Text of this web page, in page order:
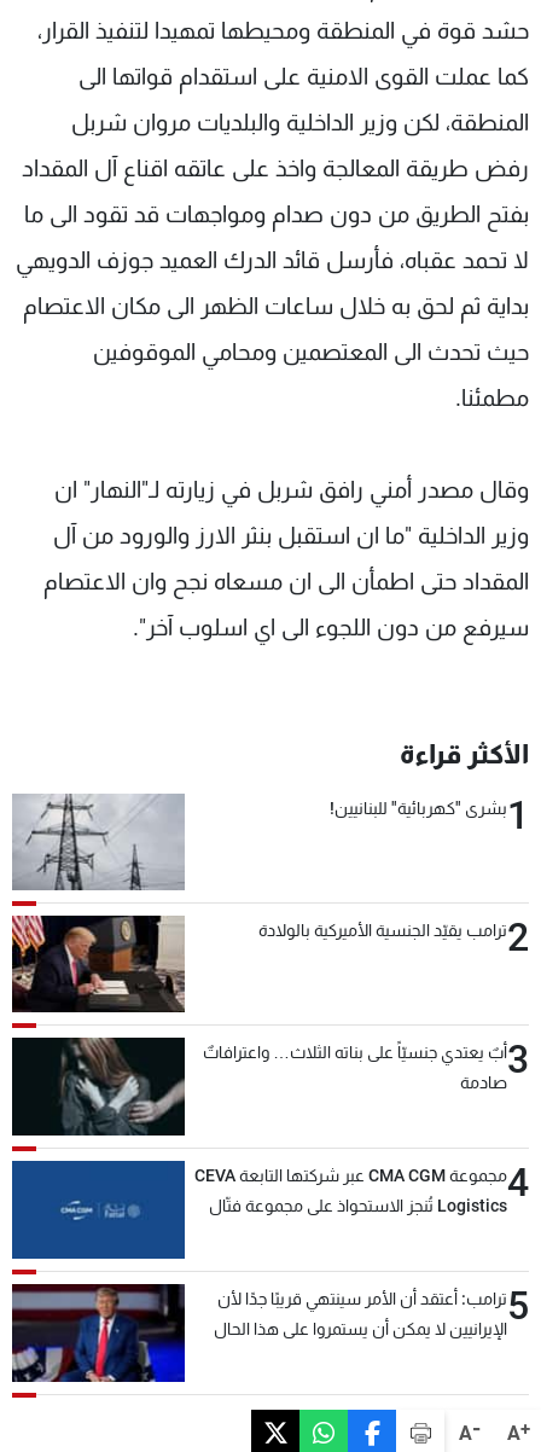
A+
A-
حشد قوة في المنطقة ومحيطها تمهيدا لتنفيذ القرار،
كما عملت القوى الامنية على استقدام قواتها الى
المنطقة، لكن وزير الداخلية والبلديات مروان شربل
رفض طريقة المعالجة واخذ على عاتقه اقناع آل المقداد
بفتح الطريق من دون صدام ومواجهات قد تقود الى ما
لا تحمد عقباه، فأرسل قائد الدرك العميد جوزف الدويهي
بداية ثم لحق به خلال ساعات الظهر الى مكان الاعتصام
حيث تحدث الى المعتصمين ومحامي الموقوفين
مطمئنا.
وقال مصدر أمني رافق شربل في زيارته لـ"النهار" ان
وزير الداخلية "ما ان استقبل بنثر الارز والورود من آل
المقداد حتى اطمأن الى ان مسعاه نجح وان الاعتصام
سيرفع من دون اللجوء الى اي اسلوب آخر".
الأكثر قراءة
1بشرى "كهربائية" للبنانيين!
2ترامب يقيّد الجنسية الأميركية بالولادة
3أبٌ يعتدي جنسيّاً على بناته الثلاث… واعترافاتٌ
صادمة
4
مجموعة CMA CGM عبر شركتها التابعة CEVA
Logistics تُنجز الاستحواذ على مجموعة فتّال
5ترامب: أعتقد أن الأمر سينتهي قريبًا جدًا لأن
الإيرانيين لا يمكن أن يستمروا على هذا الحال